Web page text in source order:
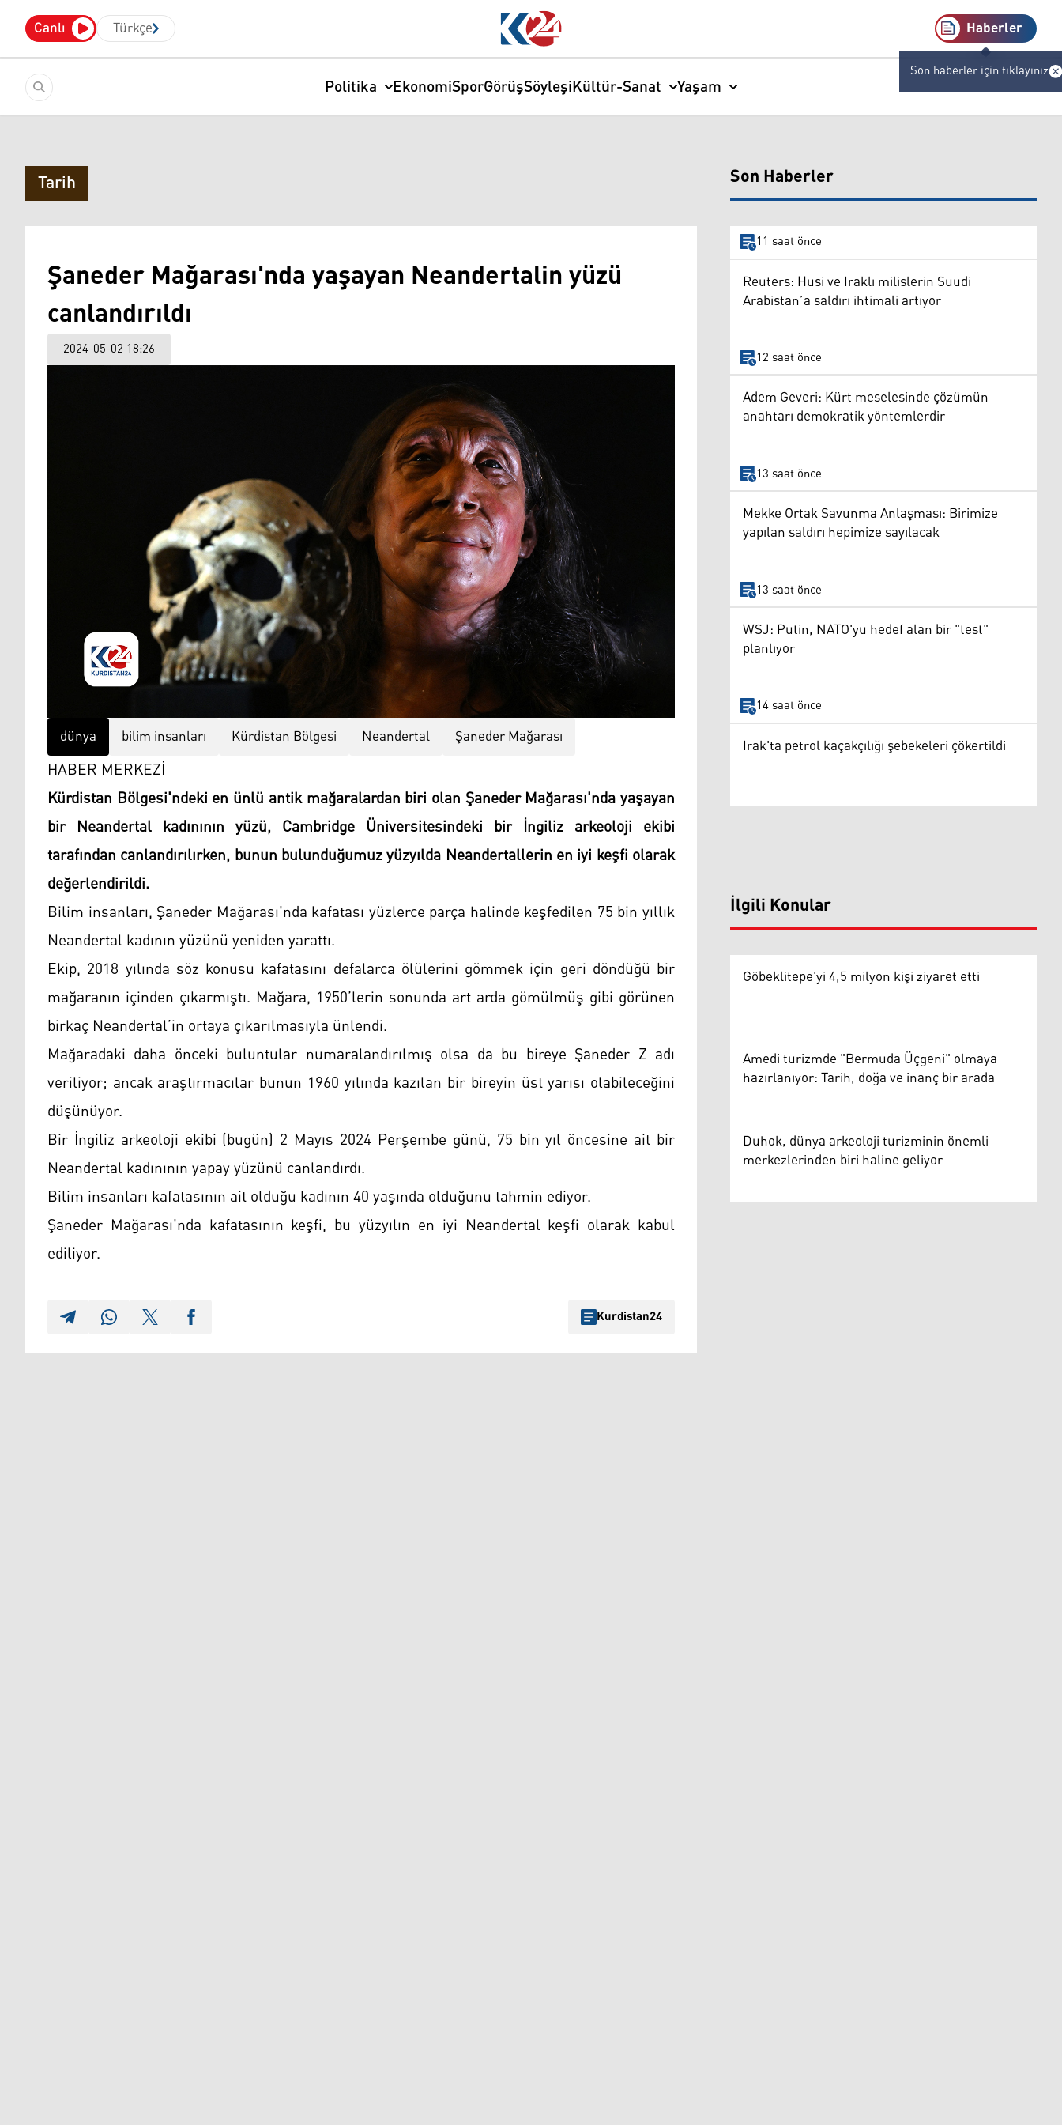
Canlı Türkçe Haberler
Son haberler için tıklayınız
Politika EkonomiSporGörüşSöyleşiKültür-Sanat Yaşam
Tarih
Şaneder Mağarası'nda yaşayan Neandertalin yüzü
canlandırıldı
2024-05-02 18:26
dünya bilim insanları Kürdistan Bölgesi Neandertal Şaneder Mağarası
HABER MERKEZİ
Kürdistan Bölgesi'ndeki en ünlü antik mağaralardan biri olan Şaneder Mağarası'nda yaşayan
bir Neandertal kadınının yüzü, Cambridge Üniversitesindeki bir İngiliz arkeoloji ekibi
tarafından canlandırılırken, bunun bulunduğumuz yüzyılda Neandertallerin en iyi keşfi olarak
değerlendirildi.
Bilim insanları, Şaneder Mağarası'nda kafatası yüzlerce parça halinde keşfedilen 75 bin yıllık
Neandertal kadının yüzünü yeniden yarattı.
Ekip, 2018 yılında söz konusu kafatasını defalarca ölülerini gömmek için geri döndüğü bir
mağaranın içinden çıkarmıştı. Mağara, 1950’lerin sonunda art arda gömülmüş gibi görünen
birkaç Neandertal’in ortaya çıkarılmasıyla ünlendi.
Mağaradaki daha önceki buluntular numaralandırılmış olsa da bu bireye Şaneder Z adı
veriliyor; ancak araştırmacılar bunun 1960 yılında kazılan bir bireyin üst yarısı olabileceğini
düşünüyor.
Bir İngiliz arkeoloji ekibi (bugün) 2 Mayıs 2024 Perşembe günü, 75 bin yıl öncesine ait bir
Neandertal kadınının yapay yüzünü canlandırdı.
Bilim insanları kafatasının ait olduğu kadının 40 yaşında olduğunu tahmin ediyor.
Şaneder Mağarası'nda kafatasının keşfi, bu yüzyılın en iyi Neandertal keşfi olarak kabul
ediliyor.
Kurdistan24
Son Haberler
11 saat önce
Reuters: Husi ve Iraklı milislerin Suudi
Arabistan’a saldırı ihtimali artıyor
12 saat önce
Adem Geveri: Kürt meselesinde çözümün
anahtarı demokratik yöntemlerdir
13 saat önce
Mekke Ortak Savunma Anlaşması: Birimize
yapılan saldırı hepimize sayılacak
13 saat önce
WSJ: Putin, NATO'yu hedef alan bir "test"
planlıyor
14 saat önce
Irak'ta petrol kaçakçılığı şebekeleri çökertildi
İlgili Konular
Göbeklitepe'yi 4,5 milyon kişi ziyaret etti
Amedi turizmde "Bermuda Üçgeni" olmaya
hazırlanıyor: Tarih, doğa ve inanç bir arada
Duhok, dünya arkeoloji turizminin önemli
merkezlerinden biri haline geliyor